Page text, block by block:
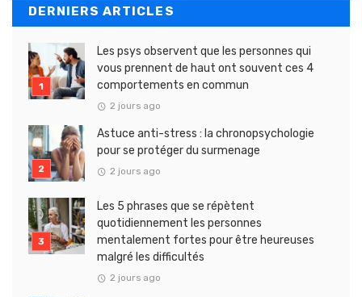
DERNIERS ARTICLES
Les psys observent que les personnes qui
vous prennent de haut ont souvent ces 4
comportements en commun
2 jours ago
Astuce anti-stress : la chronopsychologie
pour se protéger du surmenage
2 jours ago
Les 5 phrases que se répètent
quotidiennement les personnes
mentalement fortes pour être heureuses
malgré les difficultés
2 jours ago